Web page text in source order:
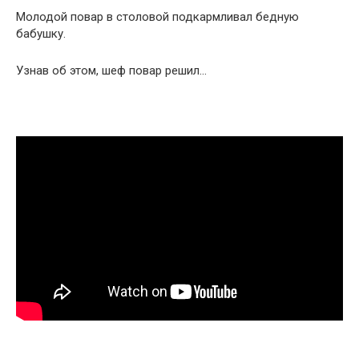
Молодой повар в столовой подкармливал бедную
бабушку.
Узнав об этом, шеф повар решил…